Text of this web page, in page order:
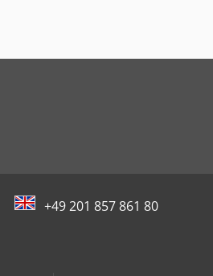
+49 201 857 861 80